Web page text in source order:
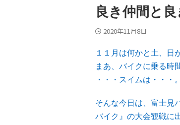
良き仲間と良
2020年11月8日
１１月は何かと土、日
まあ、バイクに乗る時
・・・スイムは・・・
そんな今日は、富士見
バイク』の大会観戦に